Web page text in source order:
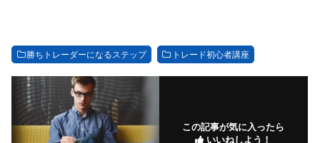
勝ちトレーダーになるステップ トレード初心者講座
この記事が気に入ったら
いいねしよう！